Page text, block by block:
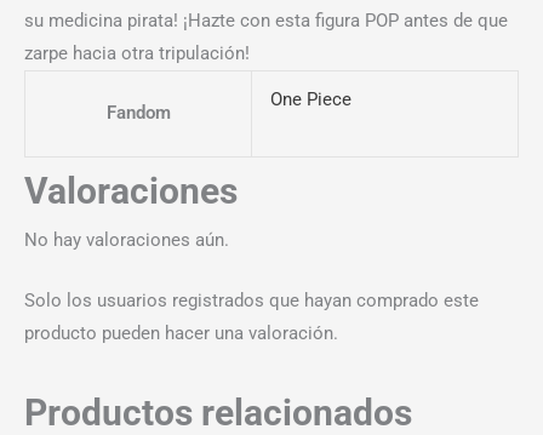
su medicina pirata! ¡Hazte con esta figura POP antes de que
zarpe hacia otra tripulación!
Fandom
One Piece
Valoraciones
No hay valoraciones aún.
Solo los usuarios registrados que hayan comprado este
producto pueden hacer una valoración.
Productos relacionados